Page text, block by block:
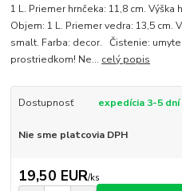
1 L. Priemer hrnčeka: 11,8 cm.
Objem: 1 L. Priemer vedra: 13,5
smalt. Farba: decor. Čistenie:
prostriedkom! Ne... celý popis
Dostupnosť expedícia 3-5 dní
Nie sme platcovia DPH
19,50 EUR/ks